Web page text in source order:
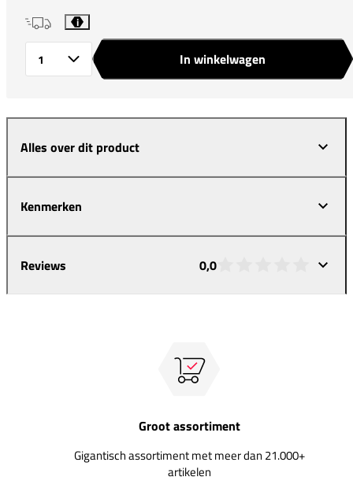
i
In winkelwagen
Alles over dit product
Kenmerken
Reviews 0,0
Groot assortiment
Gigantisch assortiment met meer dan 21.000+
artikelen